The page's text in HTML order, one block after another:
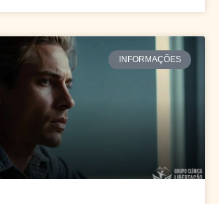
INFORMAÇÕES